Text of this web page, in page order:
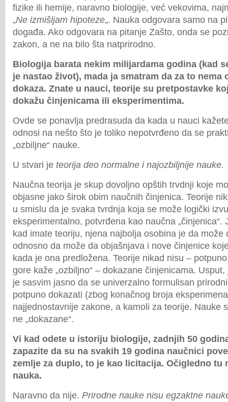
fizike ili hemije, naravno biologije, već vekovima,
„Ne izmišljam hipoteze„. Nauka odgovara samo na
događa. Ako odgovara na pitanje Zašto, onda se
zakon, a ne na bilo šta natprirodno.
Biologija barata nekim milijardama godina (kad
je nastao život), mada ja smatram da za to nema
dokaza. Znate u nauci, teorije su pretpostavke
dokažu činjenicama ili eksperimentima.
Ovde se ponavlja predrasuda da kada u nauci
odnosi na nešto što je toliko nepotvrđeno da se
„ozbiljne“ nauke.
U stvari je teorija deo normalne i najozbiljnije nauke.
Naučna teorija je skup dovoljno opštih trvdnji koje
objasne jako širok obim naučnih činjenica. Teorije
u smislu da je svaka tvrdnja koja se može logički
eksperimentalno, potvrđena kao naučna „činjenica“.
kad imate teoriju, njena najbolja osobina je da može
odnosno da može da objašnjava i nove činjenice
kada je ona predložena. Teorije nikad nisu –
gore kaže „ozbiljno“ – dokazane činjenicama.
je sasvim jasno da se univerzalno formulisan
potpuno dokazati (zbog konačnog broja
najjednostavnije zakone, a kamoli za teorije. Nauke
ne „dokazane“.
Vi kad odete u istoriju biologije, zadnjih 50
zapazite da su na svakih 19 godina naučnici
zemlje za duplo, to je kao licitacija. Očigledno tu
nauka.
Naravno da nije. Prirodne nauke nisu egzaktne